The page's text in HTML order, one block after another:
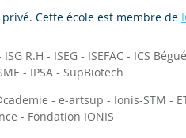
Cette école est membre de
ISG R.H - ISEG - ISEFAC - ICS Bégué
- IPSA- SupBiotech
- e-artsup - Ionis-STM -
- Fondation IONIS